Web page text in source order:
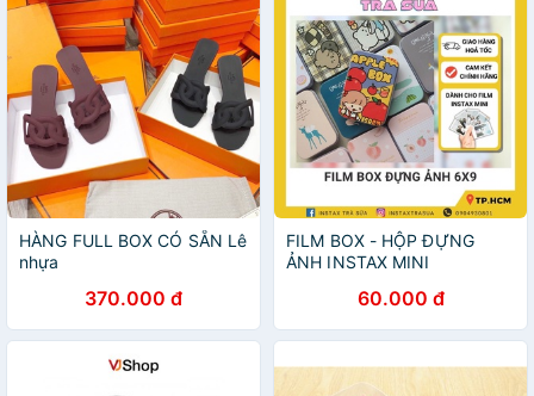
HÀNG FULL BOX CÓ SẴN Lê
nhựa
370.000 đ
FILM BOX - HỘP ĐỰNG
ẢNH INSTAX MINI
60.000 đ